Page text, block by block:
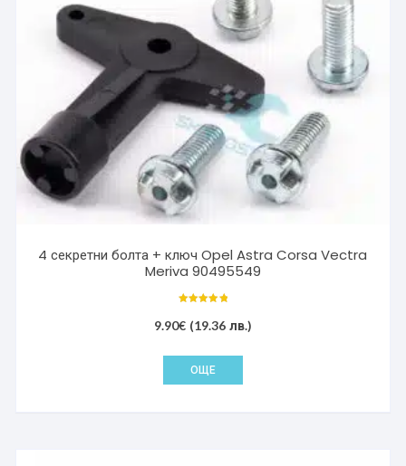
4 секретни болта + ключ Opel Astra Corsa Vectra
Meriva 90495549
5.00
от 5
9.90€ (19.36 лв.)
ОЩЕ